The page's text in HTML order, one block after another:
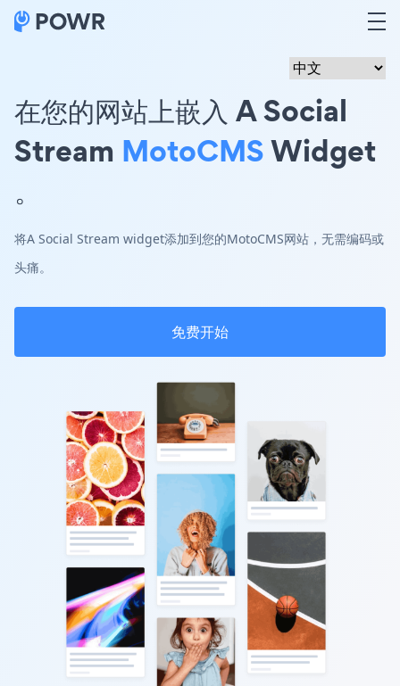
在您的网站上嵌入 A Social
Stream MotoCMSWidget
。
将A Social Stream widget添加到您的MotoCMS网站，无需编码或
头痛。
免费开始